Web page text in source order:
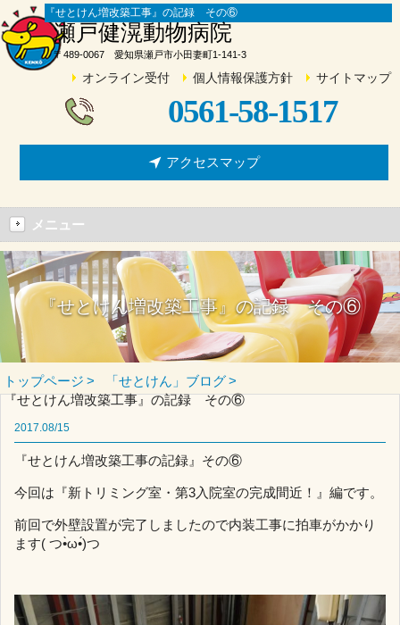
『せとけん増改築工事』の記録 その⑥
瀬戸健滉動物病院
〒489-0067 愛知県瀬戸市小田妻町1-141-3
オンライン受付 個人情報保護方針 サイトマップ
0561-58-1517
アクセスマップ
メニュー
『せとけん増改築工事』の記録 その⑥
トップページ
「せとけん」ブログ
『せとけん増改築工事』の記録 その⑥
2017.08/15
『せとけん増改築工事の記録』その⑥
今回は『新トリミング室・第3入院室の完成間近！』編です。
前回で外壁設置が完了しましたので内装工事に拍車がかかり
ます( つ•̀ω•́)つ